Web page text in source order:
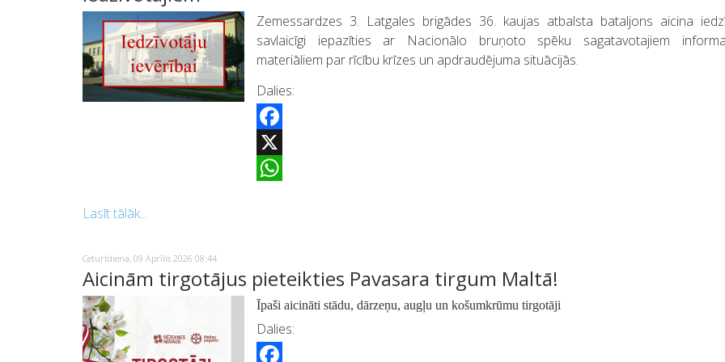
Zemessardzes 3. Latgales brigādes 36. kaujas atbalsta bataljons aicina
savlaicīgi iepazīties ar Nacionālo bruņoto spēku sagatavotajiem
materiāliem par rīcību krīzes un apdraudējuma situācijās.
Dalies:
Facebook
X
Lasīt tālāk...
Ceturtdiena, 09 Aprīlis 2026 08:44
Aicinām tirgotājus pieteikties Pavasara tirgum Maltā!
Īpaši aicināti stādu, dārzeņu, augļu un košumkrūmu tirgotāji
Dalies: